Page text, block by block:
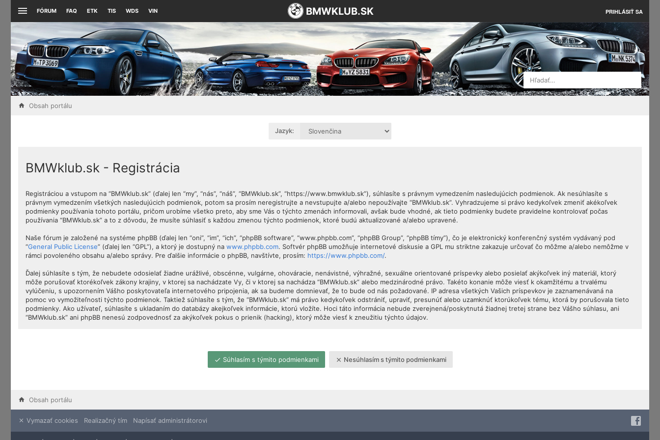
FÓRUM FAQ ETK TIS WDS VIN PRIHLÁSIŤ SA
BMWKLUB.SK
Hľadať…
Obsah portálu
Jazyk:
BMWklub.sk - Registrácia
Registráciou a vstupom na “BMWklub.sk” (ďalej len “my”, “nás”, “náš”, “BMWklub.sk”, “https://www.bmwklub.sk”), súhlasíte s právnym vymedzením nasledujúcich podmienok. Ak nesúhlasíte s
právnym vymedzením všetkých nasledujúcich podmienok, potom sa prosím neregistrujte a nevstupujte a/alebo nepoužívajte “BMWklub.sk”. Vyhradzujeme si právo kedykoľvek zmeniť akékoľvek
podmienky používania tohoto portálu, pričom urobíme všetko preto, aby sme Vás o týchto zmenách informovali, avšak bude vhodné, ak tieto podmienky budete pravidelne kontrolovať počas
používania “BMWklub.sk” a to z dôvodu, že musíte súhlasiť s každou zmenou týchto podmienok, ktoré budú aktualizované a/alebo upravené.
Naše fórum je založené na systéme phpBB (ďalej len “oni”, “im”, “ich”, “phpBB software”, “www.phpbb.com”, “phpBB Group”, “phpBB tímy”), čo je elektronický konferenčný systém vydávaný pod
“General Public License” (ďalej len “GPL”), a ktorý je dostupný na www.phpbb.com. Softvér phpBB umožňuje internetové diskusie a GPL mu striktne zakazuje určovať čo môžme a/alebo nemôžme v
rámci povoleného obsahu a/alebo správy. Pre ďalšie informácie o phpBB, navštívte, prosím: https://www.phpbb.com/.
Ďalej súhlasíte s tým, že nebudete odosielať žiadne urážlivé, obscénne, vulgárne, ohováracie, nenávistné, výhražné, sexuálne orientované príspevky alebo posielať akýkoľvek iný materiál, ktorý
môže porušovať ktorékoľvek zákony krajiny, v ktorej sa nachádzate Vy, či v ktorej sa nachádza “BMWklub.sk” alebo medzinárodné právo. Takéto konanie môže viesť k okamžitému a trvalému
vylúčeniu, s upozornením Vášho poskytovateľa internetového pripojenia, ak sa budeme domnievať, že to bude od nás požadované. IP adresa všetkých Vašich príspevkov je zaznamenávaná na
pomoc vo vymožiteľnosti týchto podmienok. Taktiež súhlasíte s tým, že “BMWklub.sk” má právo kedykoľvek odstrániť, upraviť, presunúť alebo uzamknúť ktorúkoľvek tému, ktorá by porušovala tieto
podmienky. Ako užívateľ, súhlasíte s ukladaním do databázy akejkoľvek informácie, ktorú vložíte. Hoci táto informácia nebude zverejnená/poskytnutá žiadnej tretej strane bez Vášho súhlasu, ani
“BMWklub.sk” ani phpBB nenesú zodpovednosť za akýkoľvek pokus o prienik (hacking), ktorý môže viesť k zneužitiu týchto údajov.
Súhlasím s týmito podmienkami Nesúhlasím s týmito podmienkami
Obsah portálu
Vymazať cookies Realizačný tím Napísať administrátorovi